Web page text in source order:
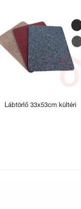
Lábtörlő 33x53cm kültéri